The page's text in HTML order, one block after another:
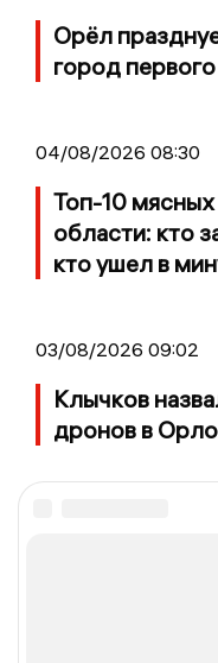
Орёл
город
04/08/2026 08:30
Топ-10
области: кто
кто ушел в
03/08/2026 09:02
Клычков
дронов в